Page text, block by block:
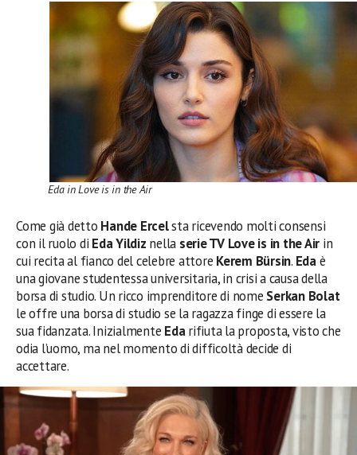
Eda in Love is in the Air
Come già detto Hande Ercelsta ricevendo molti consensi
con il ruolo di Eda Yildiz nella serie TV Love is in the Air in
cui recita al fianco del celebre attore Kerem Bürsin. Edaè
una giovane studentessa universitaria, in crisi a causa della
borsa di studio. Un ricco imprenditore di nome Serkan Bolat
le offre una borsa di studio se la ragazza finge di essere la
sua fidanzata. Inizialmente Edarifiuta la proposta, visto che
odia l’uomo, ma nel momento di difficoltà decide di
accettare.